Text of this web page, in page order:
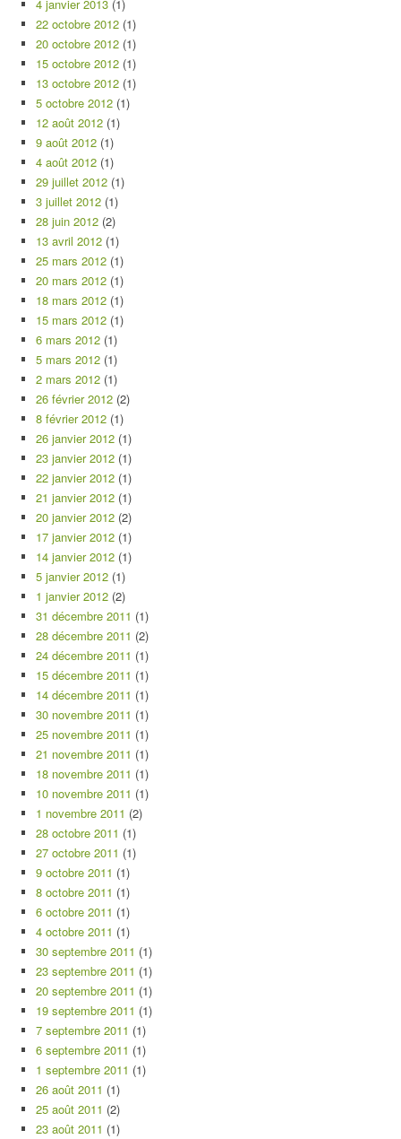
4 janvier 2013 (1)
22 octobre 2012 (1)
20 octobre 2012 (1)
15 octobre 2012 (1)
13 octobre 2012 (1)
5 octobre 2012 (1)
12 août 2012 (1)
9 août 2012 (1)
4 août 2012 (1)
29 juillet 2012 (1)
3 juillet 2012 (1)
28 juin 2012 (2)
13 avril 2012 (1)
25 mars 2012 (1)
20 mars 2012 (1)
18 mars 2012 (1)
15 mars 2012 (1)
6 mars 2012 (1)
5 mars 2012 (1)
2 mars 2012 (1)
26 février 2012 (2)
8 février 2012 (1)
26 janvier 2012 (1)
23 janvier 2012 (1)
22 janvier 2012 (1)
21 janvier 2012 (1)
20 janvier 2012 (2)
17 janvier 2012 (1)
14 janvier 2012 (1)
5 janvier 2012 (1)
1 janvier 2012 (2)
31 décembre 2011 (1)
28 décembre 2011 (2)
24 décembre 2011 (1)
15 décembre 2011 (1)
14 décembre 2011 (1)
30 novembre 2011 (1)
25 novembre 2011 (1)
21 novembre 2011 (1)
18 novembre 2011 (1)
10 novembre 2011 (1)
1 novembre 2011 (2)
28 octobre 2011 (1)
27 octobre 2011 (1)
9 octobre 2011 (1)
8 octobre 2011 (1)
6 octobre 2011 (1)
4 octobre 2011 (1)
30 septembre 2011 (1)
23 septembre 2011 (1)
20 septembre 2011 (1)
19 septembre 2011 (1)
7 septembre 2011 (1)
6 septembre 2011 (1)
1 septembre 2011 (1)
26 août 2011 (1)
25 août 2011 (2)
23 août 2011 (1)